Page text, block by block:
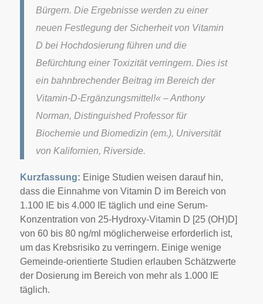
Bürgern. Die Ergebnisse werden zu einer
neuen Festlegung der Sicherheit von Vitamin
D bei Hochdosierung führen und die
Befürchtung einer Toxizität verringern. Dies ist
ein bahnbrechender Beitrag im Bereich der
Vitamin-D-Ergänzungsmittel!« – Anthony
Norman, Distinguished Professor für
Biochemie und Biomedizin (em.), Universität
von Kalifornien, Riverside.
Kurzfassung: Einige Studien weisen darauf hin,
dass die Einnahme von Vitamin D im Bereich von
1.100 IE bis 4.000 IE täglich und eine Serum-
Konzentration von 25-Hydroxy-Vitamin D [25 (OH)D]
von 60 bis 80 ng/ml möglicherweise erforderlich ist,
um das Krebsrisiko zu verringern. Einige wenige
Gemeinde-orientierte Studien erlauben Schätzwerte
der Dosierung im Bereich von mehr als 1.000 IE
täglich.